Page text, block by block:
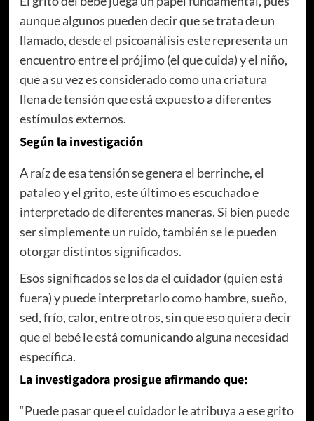
aunque algunos pueden decir que se trata de un
llamado, desde el psicoanálisis este representa un
encuentro entre el prójimo (el que cuida) y el niño,
que a su vez es considerado como una criatura
llena de tensión que está expuesto a diferentes
estímulos externos.
Según la investigación
A raíz de esa tensión se genera el berrinche, el
pataleo y el grito, este último es escuchado e
interpretado de diferentes maneras. Si bien puede
ser simplemente un ruido, también se le pueden
otorgar distintos significados.
Esos significados se los da el cuidador (quien está
fuera) y puede interpretarlo como hambre, sueño,
sed, frío, calor, entre otros, sin que eso quiera decir
que el bebé le está comunicando alguna necesidad
específica.
La investigadora prosigue afirmando que:
“Puede pasar que el cuidador le atribuya a ese grito